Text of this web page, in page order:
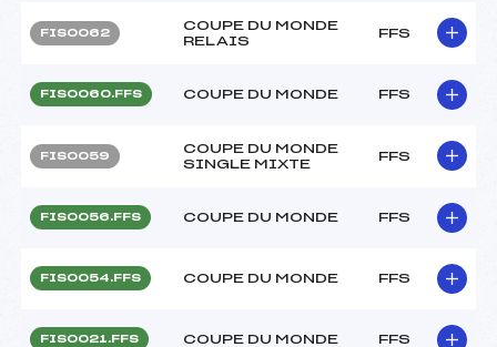
FIS0062
COUPE DU MONDE
RELAIS
FFS
FIS0060.FFS COUPE DU MONDE FFS
FIS0059
COUPE DU MONDE
SINGLE MIXTE
FFS
FIS0056.FFS COUPE DU MONDE FFS
FIS0054.FFS COUPE DU MONDE FFS
FIS0021.FFS COUPE DU MONDE FFS